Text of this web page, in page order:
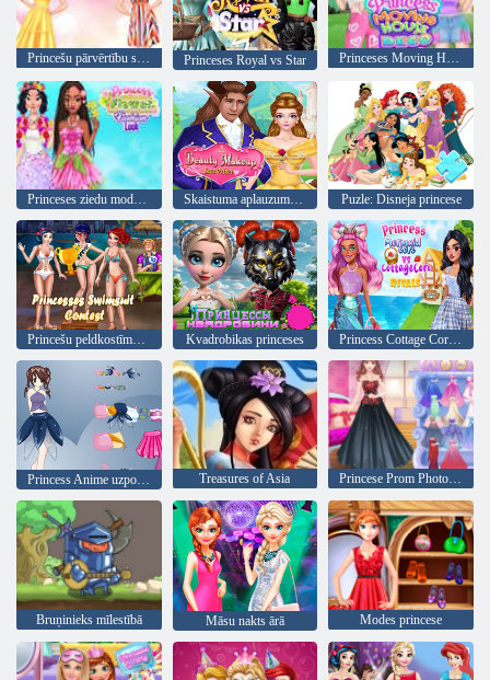
Princešu pārvērtību salons Princeses Royal vs Star Princeses Moving House Deco
Princeses ziedu modes izskats Skaistuma aplauzums Glābiet princi Puzle: Disneja princese
Kvadrobikas princeses
Princess Anime uzposties Treasures of Asia Princese Prom Photoshoot
Bruņinieks mīlestībā Māsu nakts ārā Modes princese